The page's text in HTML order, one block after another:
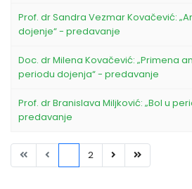
Prof. dr Sandra Vezmar Kovačević:
dojenje“ - predavanje
Doc. dr Milena Kovačević: „Primena
periodu dojenja“ - predavanje
Prof. dr Branislava Miljković: „Bol u
predavanje
2